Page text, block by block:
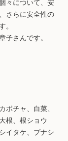
々について、安
さらに安全性の
。
子さんです。
ボチャ、白菜、
根、根ショウ
イタケ、ブナシ